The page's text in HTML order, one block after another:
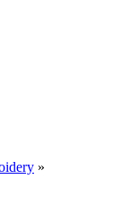
»